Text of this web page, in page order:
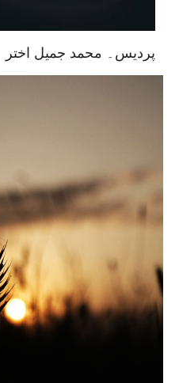
پردیس۔ محمد جمیل اختر